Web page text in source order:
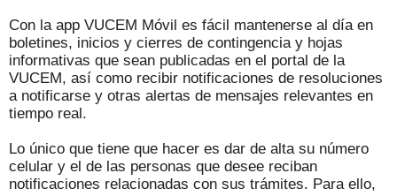
Con la app VUCEM Móvil es fácil mantenerse al día en
boletines, inicios y cierres de contingencia y hojas
informativas que sean publicadas en el portal de la
VUCEM, así como recibir notificaciones de resoluciones
a notificarse y otras alertas de mensajes relevantes en
tiempo real.
Lo único que tiene que hacer es dar de alta su número
celular y el de las personas que desee reciban
notificaciones relacionadas con sus trámites. Para ello,